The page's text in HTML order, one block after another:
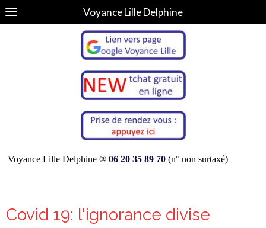
Voyance Lille Delphine
Voyance Lille Delphine ® 06 20 35 89 70 (n° non surtaxé)
Covid 19: l'ignorance divise